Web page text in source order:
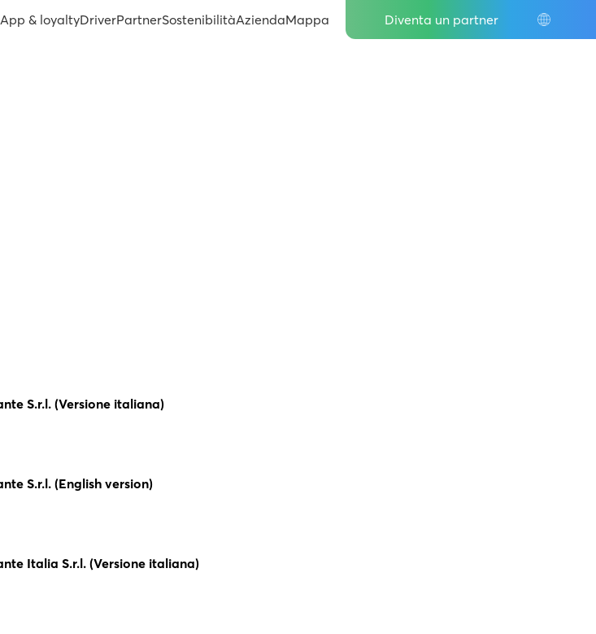
App & loyaltyDriverPartnerSostenibilitàAziendaMappa Diventa un partner
S.r.l. (Versione italiana)
S.r.l. (English version)
Italia S.r.l. (Versione italiana)